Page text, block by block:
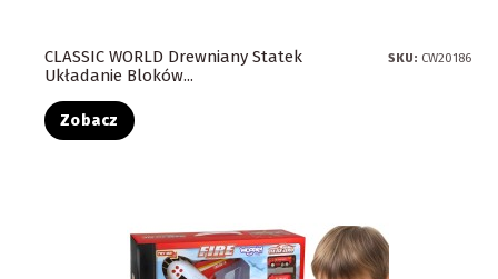
CLASSIC WORLD Drewniany Statek
Układanie Bloków...
SKU: CW20186
Zobacz